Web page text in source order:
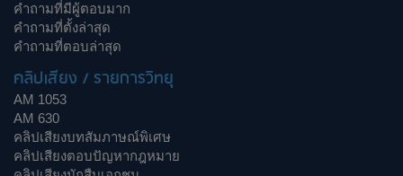
คำถามที่มีผู้ตอบมาก
คำถามที่ตั้งล่าสุด
คำถามที่ตอบล่าสุด
คลิปเสียง / รายการวิทยุ
AM 1053
AM 630
คลิปเสียงบทสัมภาษณ์พิเศษ
คลิปเสียงตอบปัญหากฎหมาย